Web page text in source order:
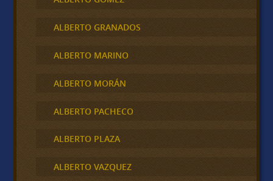
ALBERTO GRANADOS
ALBERTO MARINO
ALBERTO MORÁN
ALBERTO PACHECO
ALBERTO PLAZA
ALBERTO VAZQUEZ